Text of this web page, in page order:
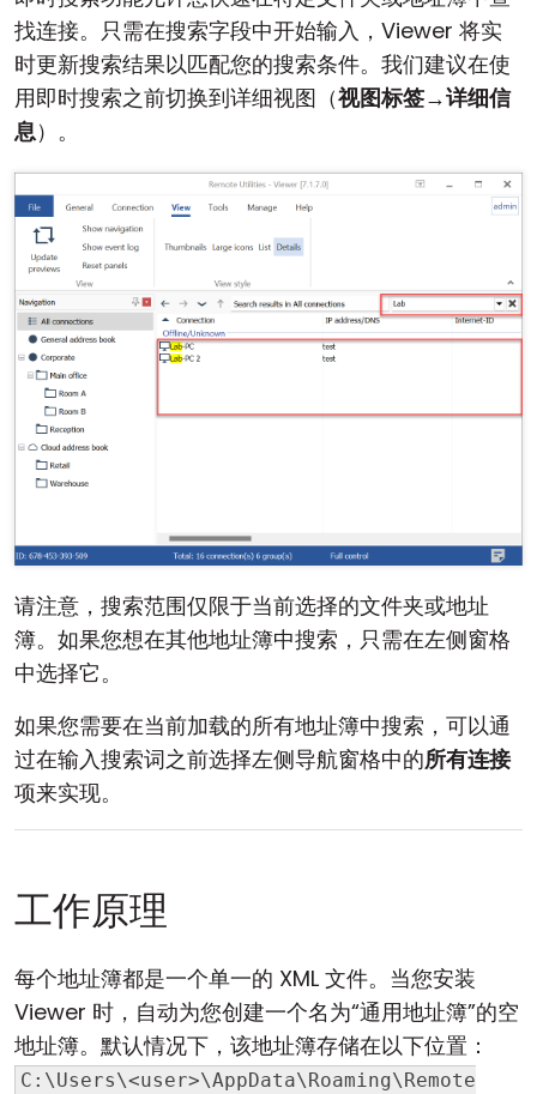
找连接。只需在搜索字段中开始输入，Viewer 将实
时更新搜索结果以匹配您的搜索条件。我们建议在使
用即时搜索之前切换到详细视图（视图标签→详细信
息）。
请注意，搜索范围仅限于当前选择的文件夹或地址
簿。如果您想在其他地址簿中搜索，只需在左侧窗格
中选择它。
如果您需要在当前加载的所有地址簿中搜索，可以通
过在输入搜索词之前选择左侧导航窗格中的所有连接
项来实现。
工作原理
每个地址簿都是一个单一的 XML 文件。当您安装
Viewer 时，自动为您创建一个名为“通用地址簿”的空
地址簿。默认情况下，该地址簿存储在以下位置：
C:\Users\<user>\AppData\Roaming\Remote